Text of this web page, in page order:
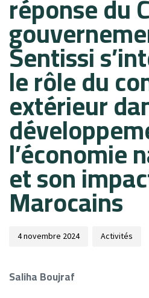
Sentissi
le rôle du
extérieur
l’économie
et son
Marocains
4 novembre 2024 Activités
Saliha Boujraf